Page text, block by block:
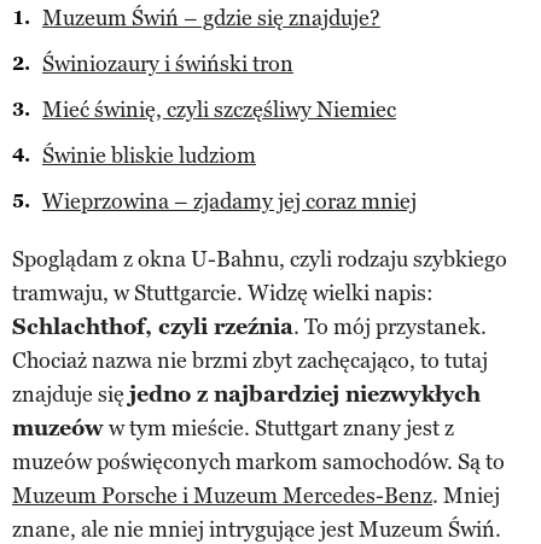
Muzeum Świń – gdzie się znajduje?
Świniozaury i świński tron
Mieć świnię, czyli szczęśliwy Niemiec
Świnie bliskie ludziom
Wieprzowina – zjadamy jej coraz mniej
Spoglądam z okna U-Bahnu, czyli rodzaju szybkiego
tramwaju, w Stuttgarcie. Widzę wielki napis:
Schlachthof, czyli rzeźnia. To mój przystanek.
Chociaż nazwa nie brzmi zbyt zachęcająco, to tutaj
znajduje się jedno z najbardziej niezwykłych
muzeóww tym mieście. Stuttgart znany jest z
muzeów poświęconych markom samochodów. Są to
Muzeum Porsche i Muzeum Mercedes-Benz. Mniej
znane, ale nie mniej intrygujące jest Muzeum Świń.